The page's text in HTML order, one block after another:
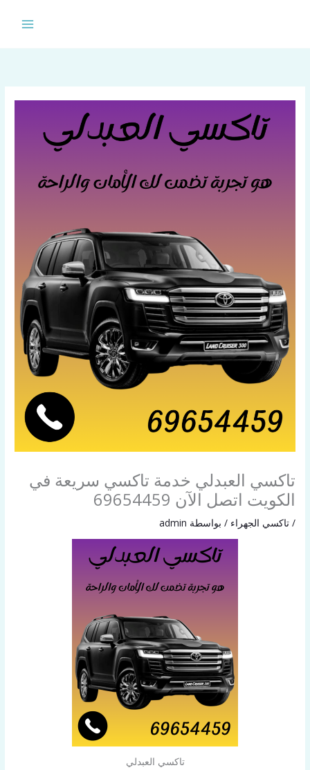
تاكسي العبدلي خدمة تاكسي سريعة في
الكويت اتصل الآن 69654459
/تاكسي الجهراء / بواسطة admin
تاكسي العبدلي